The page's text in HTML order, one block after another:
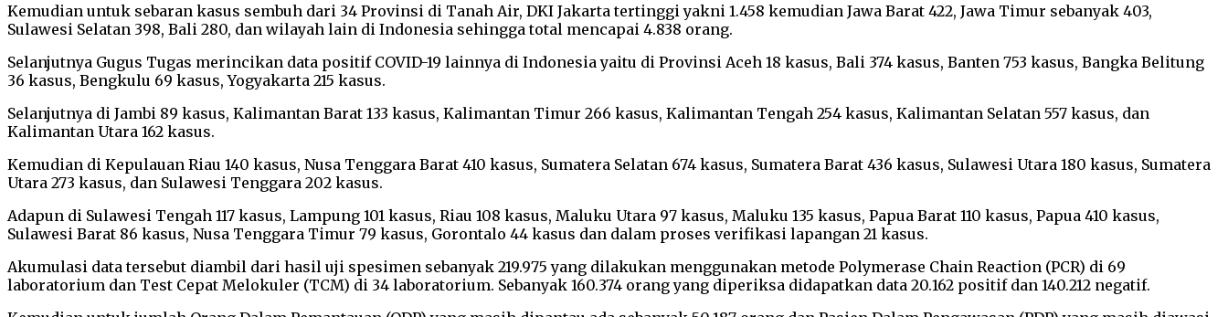
Kemudian untuk sebaran kasus sembuh dari 34 Provinsi di Tanah Air, DKI Jakarta tertinggi yakni 1.458 kemudian Jawa Barat 422, Jawa Timur sebanyak 403,
Sulawesi Selatan 398, Bali 280, dan wilayah lain di Indonesia sehingga total mencapai 4.838 orang.
Selanjutnya Gugus Tugas merincikan data positif COVID-19 lainnya di Indonesia yaitu di Provinsi Aceh 18 kasus, Bali 374 kasus, Banten 753 kasus, Bangka Belitung
36 kasus, Bengkulu 69 kasus, Yogyakarta 215 kasus.
Selanjutnya di Jambi 89 kasus, Kalimantan Barat 133 kasus, Kalimantan Timur 266 kasus, Kalimantan Tengah 254 kasus, Kalimantan Selatan 557 kasus, dan
Kalimantan Utara 162 kasus.
Kemudian di Kepulauan Riau 140 kasus, Nusa Tenggara Barat 410 kasus, Sumatera Selatan 674 kasus, Sumatera Barat 436 kasus, Sulawesi Utara 180 kasus, Sumatera
Utara 273 kasus, dan Sulawesi Tenggara 202 kasus.
Adapun di Sulawesi Tengah 117 kasus, Lampung 101 kasus, Riau 108 kasus, Maluku Utara 97 kasus, Maluku 135 kasus, Papua Barat 110 kasus, Papua 410 kasus,
Sulawesi Barat 86 kasus, Nusa Tenggara Timur 79 kasus, Gorontalo 44 kasus dan dalam proses verifikasi lapangan 21 kasus.
Akumulasi data tersebut diambil dari hasil uji spesimen sebanyak 219.975 yang dilakukan menggunakan metode Polymerase Chain Reaction (PCR) di 69
laboratorium dan Test Cepat Melokuler (TCM) di 34 laboratorium. Sebanyak 160.374 orang yang diperiksa didapatkan data 20.162 positif dan 140.212 negatif.